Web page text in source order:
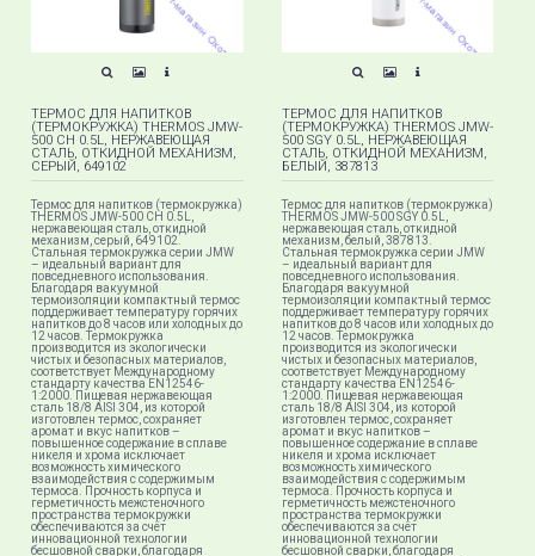
ТЕРМОС ДЛЯ НАПИТКОВ
(ТЕРМОКРУЖКА) THERMOS JMW-
500 CH 0.5L, НЕРЖАВЕЮЩАЯ
СТАЛЬ, ОТКИДНОЙ МЕХАНИЗМ,
СЕРЫЙ, 649102
Термос для напитков (термокружка)
THERMOS JMW-500 CH 0.5L,
нержавеющая сталь, откидной
механизм, серый, 649102.
Стальная термокружка серии JMW
– идеальный вариант для
повседневного использования.
Благодаря вакуумной
термоизоляции компактный термос
поддерживает температуру горячих
напитков до 8 часов или холодных до
12 часов. Термокружка
производится из экологически
чистых и безопасных материалов,
соответствует Международному
стандарту качества EN12546-
1:2000. Пищевая нержавеющая
сталь 18/8 AISI 304, из которой
изготовлен термос, сохраняет
аромат и вкус напитков –
повышенное содержание в сплаве
никеля и хрома исключает
возможность химического
взаимодействия с содержимым
термоса. Прочность корпуса и
герметичность межстеночного
пространства термокружки
обеспечиваются за счёт
инновационной технологии
бесшовной сварки, благодаря
ТЕРМОС ДЛЯ НАПИТКОВ
(ТЕРМОКРУЖКА) THERMOS JMW-
500 SGY 0.5L, НЕРЖАВЕЮЩАЯ
СТАЛЬ, ОТКИДНОЙ МЕХАНИЗМ,
БЕЛЫЙ, 387813
Термос для напитков (термокружка)
THERMOS JMW-500 SGY 0.5L,
нержавеющая сталь, откидной
механизм, белый, 387813.
Стальная термокружка серии JMW
– идеальный вариант для
повседневного использования.
Благодаря вакуумной
термоизоляции компактный термос
поддерживает температуру горячих
напитков до 8 часов или холодных до
12 часов. Термокружка
производится из экологически
чистых и безопасных материалов,
соответствует Международному
стандарту качества EN12546-
1:2000. Пищевая нержавеющая
сталь 18/8 AISI 304, из которой
изготовлен термос, сохраняет
аромат и вкус напитков –
повышенное содержание в сплаве
никеля и хрома исключает
возможность химического
взаимодействия с содержимым
термоса. Прочность корпуса и
герметичность межстеночного
пространства термокружки
обеспечиваются за счёт
инновационной технологии
бесшовной сварки, благодаря